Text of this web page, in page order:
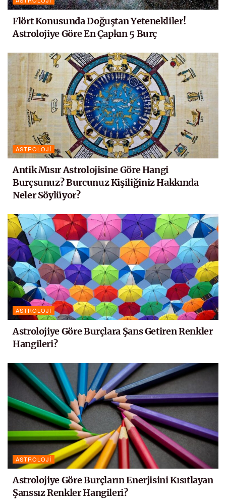
Flört Konusunda Doğuştan Yetenekliler!
Astrolojiye Göre En Çapkın 5 Burç
ASTROLOJI
Antik Mısır Astrolojisine Göre Hangi
Burçsunuz? Burcunuz Kişiliğiniz Hakkında
Neler Söylüyor?
ASTROLOJI
Astrolojiye Göre Burçlara Şans Getiren Renkler
Hangileri?
ASTROLOJI
Astrolojiye Göre Burçların Enerjisini Kısıtlayan
Şanssız Renkler Hangileri?